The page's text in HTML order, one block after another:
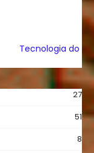
Tecnologia do
27
51
8